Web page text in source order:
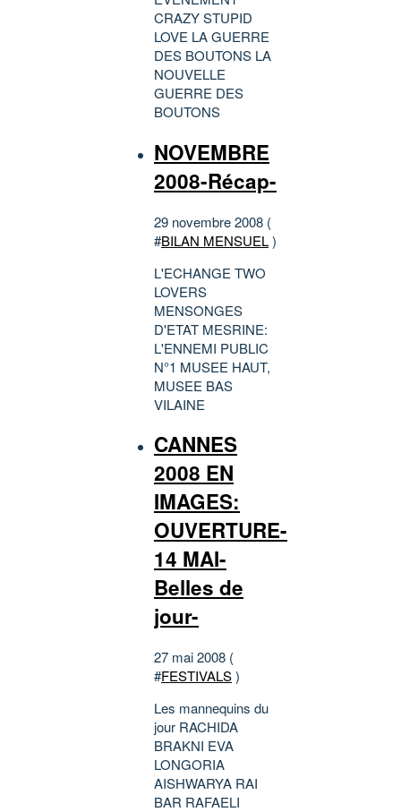
CRAZY STUPID
LOVE LA GUERRE
DES BOUTONS LA
NOUVELLE
GUERRE DES
BOUTONS
NOVEMBRE
2008-Récap-
29 novembre 2008 (
#BILAN MENSUEL)
L'ECHANGE TWO
LOVERS
MENSONGES
D'ETAT MESRINE:
L'ENNEMI PUBLIC
N°1 MUSEE HAUT,
MUSEE BAS
VILAINE
CANNES
2008 EN
IMAGES:
OUVERTURE-
14 MAI-
Belles de
jour-
27 mai 2008 (
#FESTIVALS)
Les mannequins du
jour RACHIDA
BRAKNI EVA
LONGORIA
AISHWARYA RAI
BAR RAFAELI